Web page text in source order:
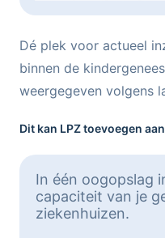
Dé plek voor actueel
binnen de
weergegeven volgens
Dit kan LPZ toevoegen
In één oogopslag
capaciteit van je
ziekenhuizen.